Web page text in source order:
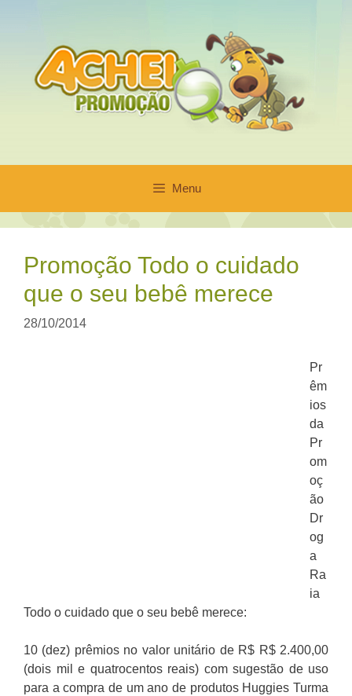
conteúdo
Menu
Promoção Todo o cuidado
que o seu bebê merece
28/10/2014
Pr
êm
ios
da
Pr
om
oç
ão
Dr
og
a
Ra
ia
Todo o cuidado que o seu bebê merece:
10 (dez) prêmios no valor unitário de R$ R$ 2.400,00
(dois mil e quatrocentos reais) com sugestão de uso
para a compra de um ano de produtos Huggies Turma